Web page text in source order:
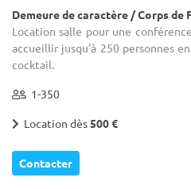
Demeure de caractère / Corps de
Location salle pour une
accueillir jusqu'à 250 personnes
cocktail.
1-350
Location dès500 €
Contacter